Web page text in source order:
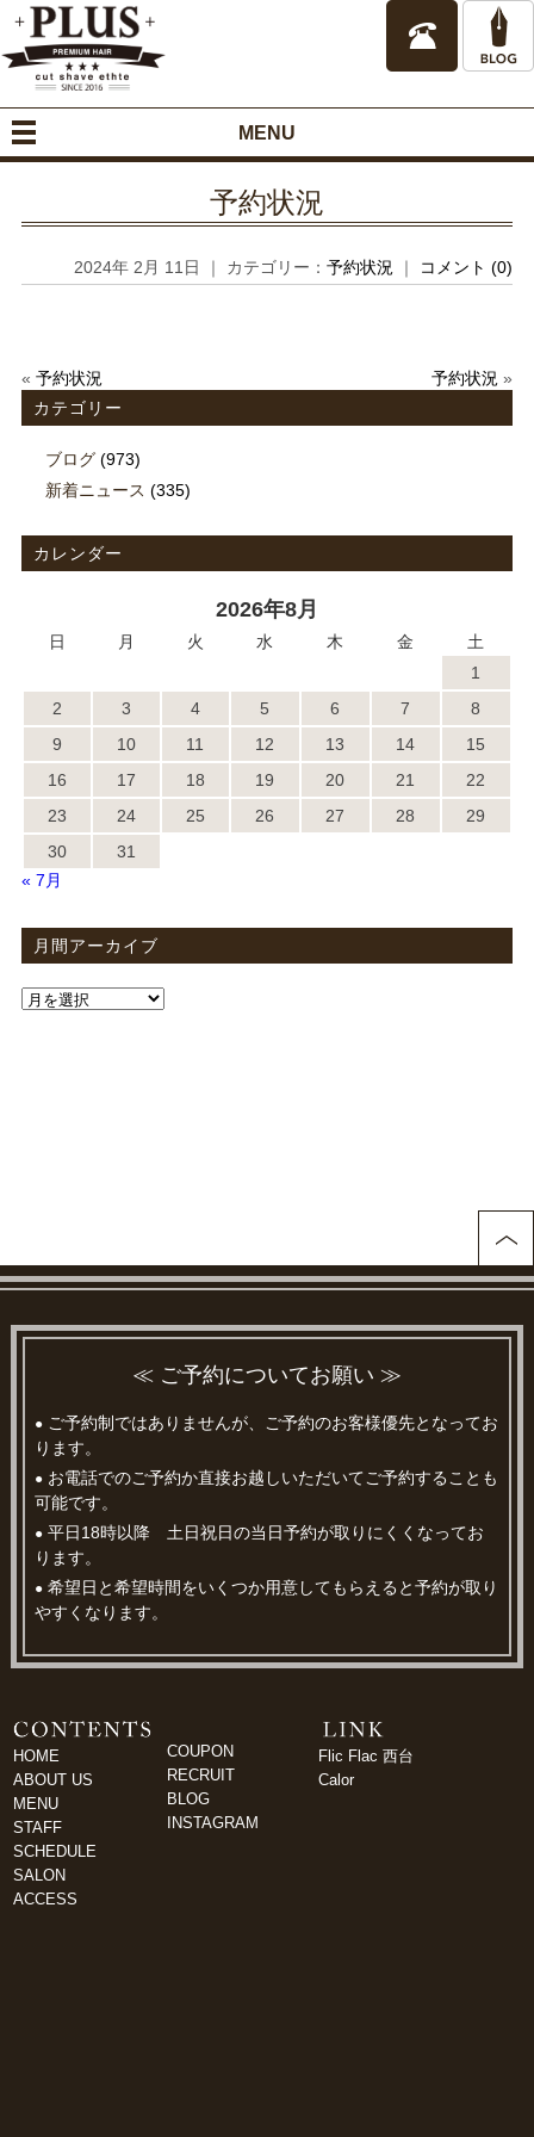
MENU
予約状況
2024年 2月 11日 ｜ カテゴリー：予約状況 ｜ コメント (0)
« 予約状況 予約状況 »
カテゴリー
ブログ(973)
新着ニュース (335)
カレンダー
2026年8月
日 月 火 水 木 金
土
1
2
3 4 5 6 7
8
9
10 11 12 13 14
15
16
17 18 19 20 21
22
23
24 25 26 27 28
29
30
31
« 7月
月間アーカイブ
≪ ご予約についてお願い ≫
● ご予約制ではありませんが、ご予約のお客様優先となってお
ります。
● お電話でのご予約か直接お越しいただいてご予約することも
可能です。
● 平日18時以降 土日祝日の当日予約が取りにくくなってお
ります。
● 希望日と希望時間をいくつか用意してもらえると予約が取り
やすくなります。
HOME
ABOUT US
MENU
STAFF
SCHEDULE
SALON
ACCESS
COUPON
RECRUIT
BLOG
INSTAGRAM
Flic Flac 西台
Calor